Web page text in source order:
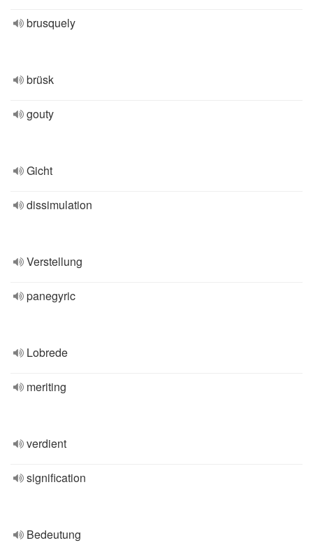
brusquely
brüsk
gouty
Gicht
dissimulation
Verstellung
panegyric
Lobrede
meriting
verdient
signification
Bedeutung